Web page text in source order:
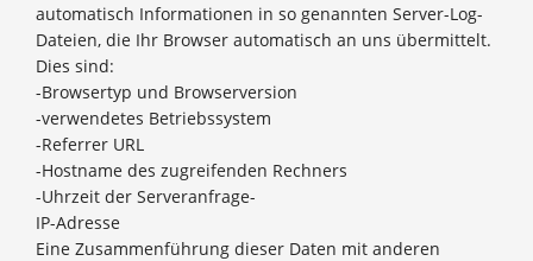
automatisch Informationen in so genannten Server-Log-
Dateien, die Ihr Browser automatisch an uns übermittelt.
Dies sind:
-Browsertyp und Browserversion
-verwendetes Betriebssystem
-Referrer URL
-Hostname des zugreifenden Rechners
-Uhrzeit der Serveranfrage-
IP-Adresse
Eine Zusammenführung dieser Daten mit anderen